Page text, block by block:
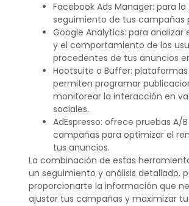
Facebook Ads Manager: para
seguimiento de tus campañas
Google Analytics: para analizar
y el comportamiento de los
procedentes de tus anuncios
Hootsuite o Buffer:
permiten programar
monitorear la interacción en
sociales.
AdEspresso: ofrece pruebas A/
campañas para optimizar el
tus anuncios.
La combinación de estas
un seguimiento y análisis detallado,
proporcionarte la información que
ajustar tus campañas y maximizar tu